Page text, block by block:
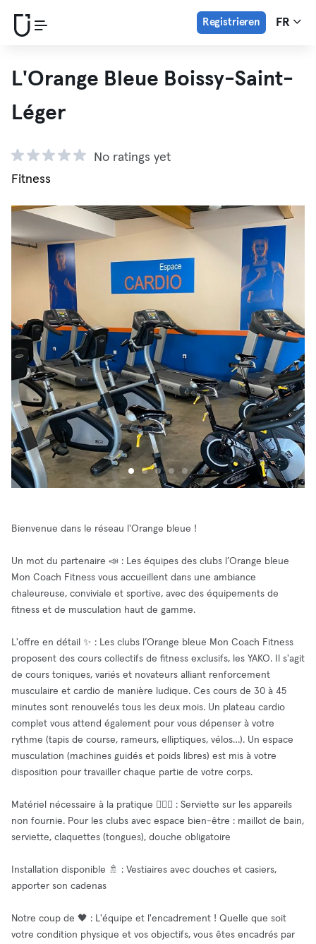
Registrieren FR
L'Orange Bleue Boissy-Saint-
Léger
No ratings yet
Fitness
Bienvenue dans le réseau l'Orange bleue !
Un mot du partenaire 📣 : Les équipes des clubs l’Orange bleue
Mon Coach Fitness vous accueillent dans une ambiance
chaleureuse, conviviale et sportive, avec des équipements de
fitness et de musculation haut de gamme.
L'offre en détail ✨ : Les clubs l’Orange bleue Mon Coach Fitness
proposent des cours collectifs de fitness exclusifs, les YAKO. Il s'agit
de cours toniques, variés et novateurs alliant renforcement
musculaire et cardio de manière ludique. Ces cours de 30 à 45
minutes sont renouvelés tous les deux mois. Un plateau cardio
complet vous attend également pour vous dépenser à votre
rythme (tapis de course, rameurs, elliptiques, vélos…). Un espace
musculation (machines guidés et poids libres) est mis à votre
disposition pour travailler chaque partie de votre corps.
Matériel nécessaire à la pratique 🏋🏻‍♀️ : Serviette sur les appareils
non fournie. Pour les clubs avec espace bien-être : maillot de bain,
serviette, claquettes (tongues), douche obligatoire
Installation disponible 🚿 : Vestiaires avec douches et casiers,
apporter son cadenas
Notre coup de 🖤 : L'équipe et l'encadrement ! Quelle que soit
votre condition physique et vos objectifs, vous êtes encadrés par